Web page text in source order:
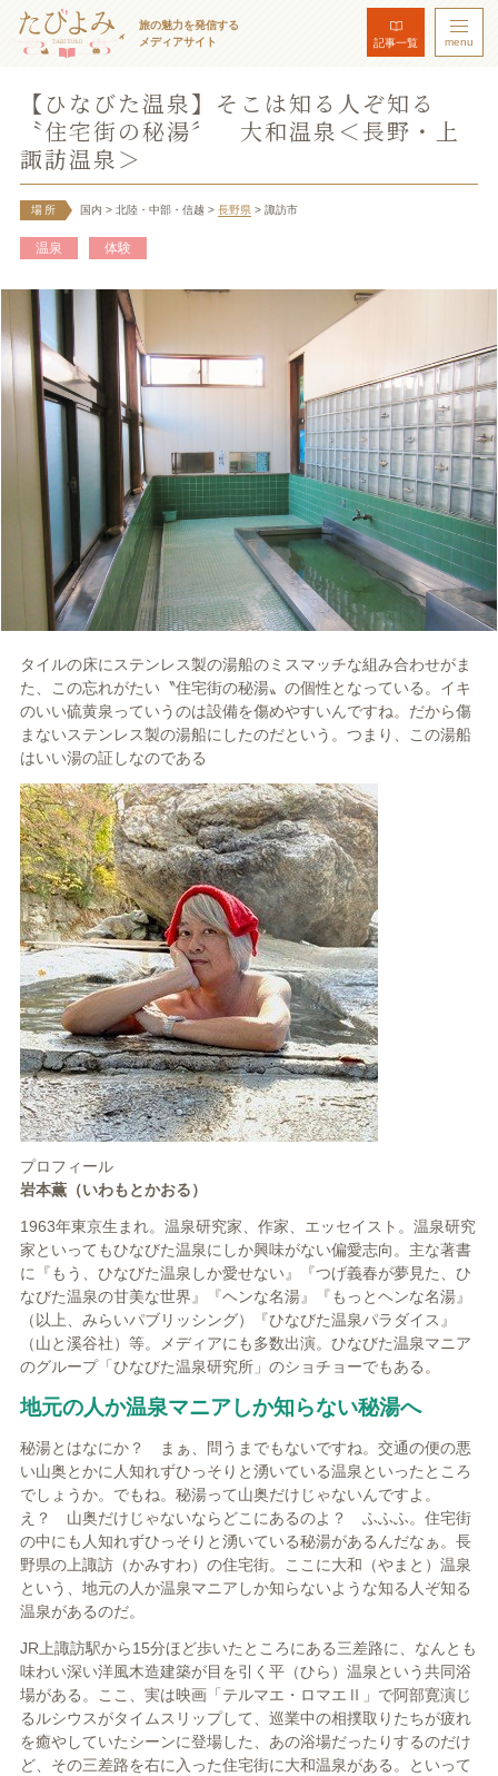
旅の魅力を発信する
メディアサイト
記事一覧 menu
【ひなびた温泉】そこは知る人ぞ知る
〝住宅街の秘湯〞 大和温泉＜長野・上
諏訪温泉＞
場所 国内 > 北陸・中部・信越 > 長野県 > 諏訪市
温泉 体験
タイルの床にステンレス製の湯船のミスマッチな組み合わせがま
た、この忘れがたい〝住宅街の秘湯〟の個性となっている。イキ
のいい硫黄泉っていうのは設備を傷めやすいんですね。だから傷
まないステンレス製の湯船にしたのだという。つまり、この湯船
はいい湯の証しなのである
プロフィール
岩本薫（いわもとかおる）
1963年東京生まれ。温泉研究家、作家、エッセイスト。温泉研究
家といってもひなびた温泉にしか興味がない偏愛志向。主な著書
に『もう、ひなびた温泉しか愛せない』『つげ義春が夢見た、ひ
なびた温泉の甘美な世界』『ヘンな名湯』『もっとヘンな名湯』
（以上、みらいパブリッシング）『ひなびた温泉パラダイス』
（山と溪谷社）等。メディアにも多数出演。ひなびた温泉マニア
のグループ「ひなびた温泉研究所」のショチョーでもある。
地元の人か温泉マニアしか知らない秘湯へ
秘湯とはなにか？ まぁ、問うまでもないですね。交通の便の悪
い山奥とかに人知れずひっそりと湧いている温泉といったところ
でしょうか。でもね。秘湯って山奥だけじゃないんですよ。
え？ 山奥だけじゃないならどこにあるのよ？ ふふふ。住宅街
の中にも人知れずひっそりと湧いている秘湯があるんだなぁ。長
野県の上諏訪（かみすわ）の住宅街。ここに大和（やまと）温泉
という、地元の人か温泉マニアしか知らないような知る人ぞ知る
温泉があるのだ。
JR上諏訪駅から15分ほど歩いたところにある三差路に、なんとも
味わい深い洋風木造建築が目を引く平（ひら）温泉という共同浴
場がある。ここ、実は映画「テルマエ・ロマエⅡ」で阿部寛演じ
るルシウスがタイムスリップして、巡業中の相撲取りたちが疲れ
を癒やしていたシーンに登場した、あの浴場だったりするのだけ
ど、その三差路を右に入った住宅街に大和温泉がある。といって